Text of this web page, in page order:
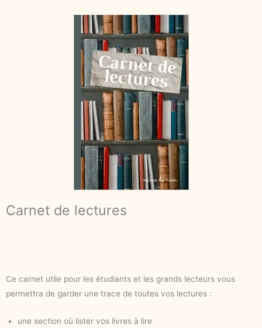
Carnet de lectures
Ce carnet utile pour les étudiants et les grands lecteurs vous
permettra de garder une trace de toutes vos lectures :
une section où lister vos livres à lire